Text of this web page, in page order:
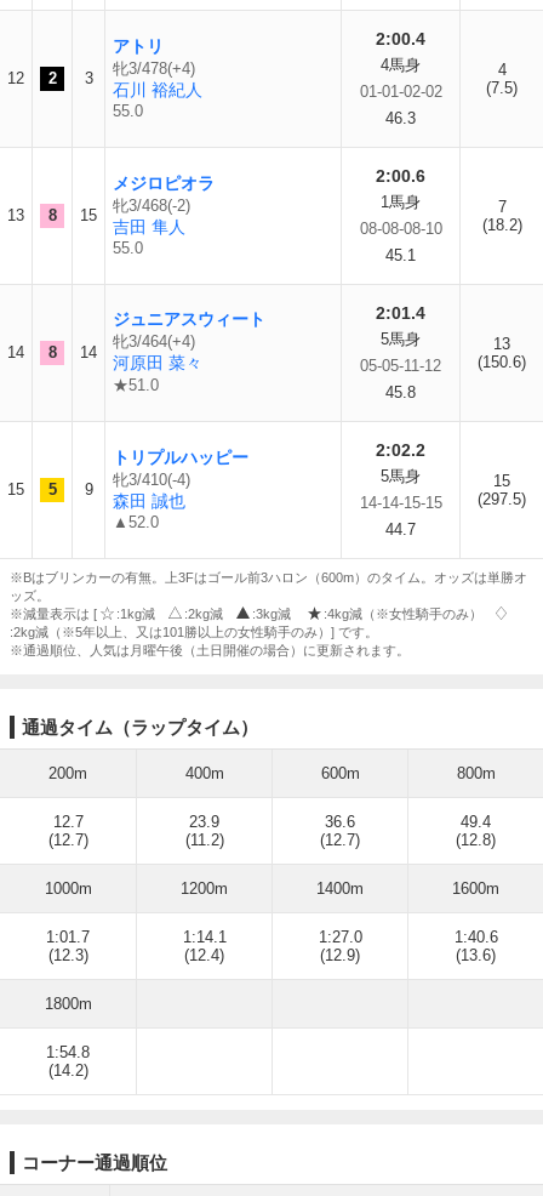
12 2 3
アトリ
牝3/478(+4)
石川 裕紀人
55.0
2:00.4
4馬身
01-01-02-02
46.3
4
(7.5)
13 8 15
メジロピオラ
牝3/468(-2)
吉田 隼人
55.0
2:00.6
1馬身
08-08-08-10
45.1
7
(18.2)
14 8 14
ジュニアスウィート
牝3/464(+4)
河原田 菜々
★51.0
2:01.4
5馬身
05-05-11-12
45.8
13
(150.6)
15 5 9
トリプルハッピー
牝3/410(-4)
森田 誠也
▲52.0
2:02.2
5馬身
14-14-15-15
44.7
15
(297.5)
※Bはブリンカーの有無。上3Fはゴール前3ハロン（600m）のタイム。オッズは単勝オ
ッズ。
※減量表示は [
:1kg減 :2kg減 :3kg減
:4kg減（※女性騎手のみ）
:2kg減（※5年以上、又は101勝以上の女性騎手のみ）] です。
※通過順位、人気は月曜午後（土日開催の場合）に更新されます。
通過タイム（ラップタイム）
200m 400m 600m 800m
12.7
(12.7)
23.9
(11.2)
36.6
(12.7)
49.4
(12.8)
1000m 1200m 1400m 1600m
1:01.7
(12.3)
1:14.1
(12.4)
1:27.0
(12.9)
1:40.6
(13.6)
1800m
1:54.8
(14.2)
コーナー通過順位